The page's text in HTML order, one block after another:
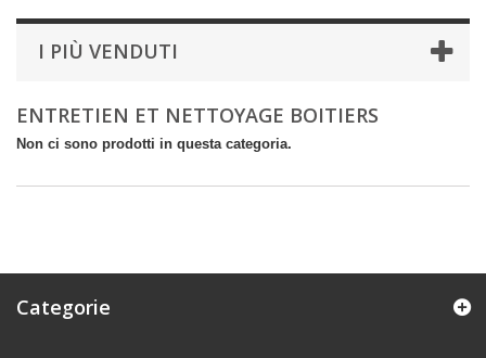
I PIÙ VENDUTI
ENTRETIEN ET NETTOYAGE BOITIERS
Non ci sono prodotti in questa categoria.
Categorie